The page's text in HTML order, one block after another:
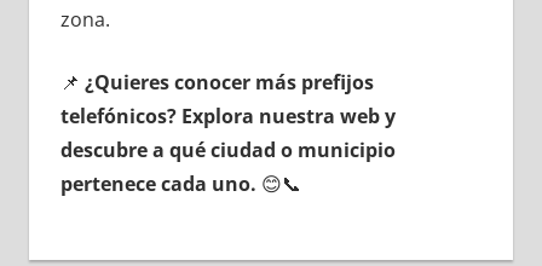
zona.
📌 ¿Quieres conocer mа́s prefijos
telefónicos? Explora nuestra web у
descubre а qué ciudad ο municipio
pertenece cada uno. 😊📞